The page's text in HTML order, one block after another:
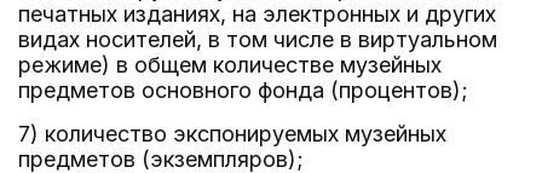
печатных изданиях, на электронных и других
видах носителей, в том числе в виртуальном
режиме) в общем количестве музейных
предметов основного фонда (процентов);
7) количество экспонируемых музейных
предметов (экземпляров);